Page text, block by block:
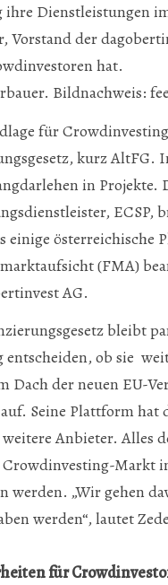
Dienstleistungen
Vorstand der
hat.
Bildnachweis:
für
kurz AltFG.
in Projekte.
einige österreichische
(FMA)
AG.
bleibt
ob sie
Dach der neuen EU-
Seine Plattform hat
Anbieter. Alles
Markt
werden. „Wir gehen
werden“, lautet
für